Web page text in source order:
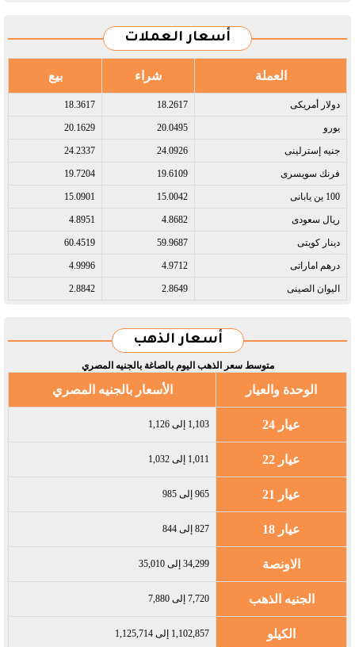
أسعار العملات
العملة شراء بيع
دولار أمريكى​ 18.2617
18.3617
يورو​ 20.0495
20.1629
جنيه إسترلينى​ 24.0926
24.2337
فرنك سويسرى​ 19.6109
19.7204
100 ين يابانى​ 15.0042
15.0901
ريال سعودى​ 4.8682
4.8951
دينار كويتى​ 59.9687
60.4519
درهم اماراتى​ 4.9712
4.9996
اليوان الصينى​ 2.8649
2.8842
أسعار الذهب
متوسط سعر الذهب اليوم بالصاغة بالجنيه المصري
الوحدة والعيار الأسعار بالجنيه المصري
عيار 24 1,103 إلى 1,126
عيار 22 1,011 إلى 1,032
عيار 21 965 إلى 985
عيار 18 827 إلى 844
الاونصة 34,299 إلى 35,010
الجنيه الذهب 7,720 إلى 7,880
الكيلو 1,102,857 إلى 1,125,714